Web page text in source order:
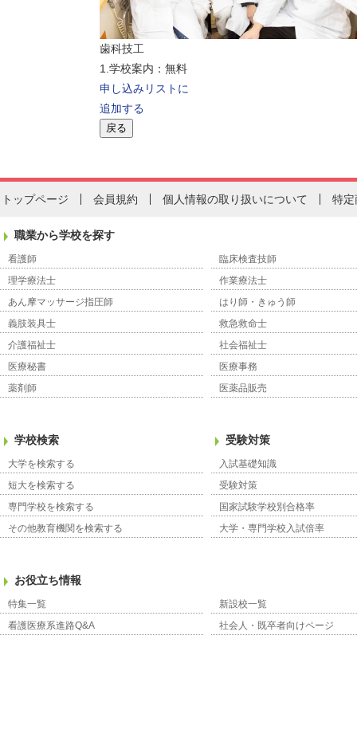
歯科技工
1.学校案内：無料
申し込みリストに
追加する
トップページ 会員規約 個人情報の取り扱いについて 特定
職業から学校を探す
看護師
臨床検査技師
理学療法士
作業療法士
あん摩マッサージ指圧師
はり師・きゅう師
義肢装具士
救急救命士
介護福祉士
社会福祉士
医療秘書
医療事務
薬剤師
医薬品販売
学校検索
大学を検索する
短大を検索する
専門学校を検索する
その他教育機関を検索する
受験対策
入試基礎知識
受験対策
国家試験学校別合格率
大学・専門学校入試倍率
お役立ち情報
特集一覧
新設校一覧
看護医療系進路Q&A
社会人・既卒者向けページ